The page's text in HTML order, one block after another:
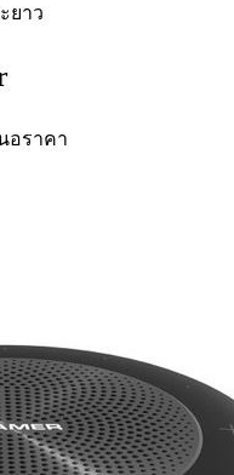
ยาว
อราคา